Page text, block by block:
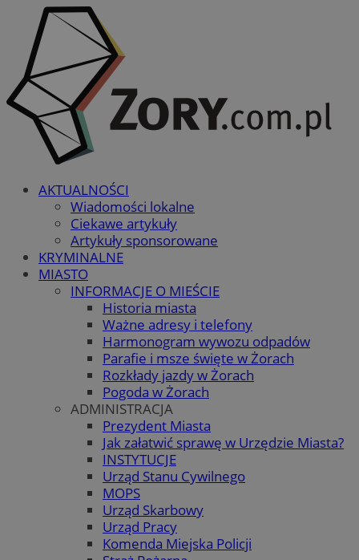
AKTUALNOŚCI
Wiadomości lokalne
Ciekawe artykuły
Artykuły sponsorowane
KRYMINALNE
MIASTO
INFORMACJE O MIEŚCIE
Historia miasta
Ważne adresy i telefony
Harmonogram wywozu odpadów
Parafie i msze święte w Żorach
Rozkłady jazdy w Żorach
Pogoda w Żorach
ADMINISTRACJA
Prezydent Miasta
Jak załatwić sprawę w Urzędzie Miasta?
INSTYTUCJE
Urząd Stanu Cywilnego
MOPS
Urząd Skarbowy
Urząd Pracy
Komenda Miejska Policji